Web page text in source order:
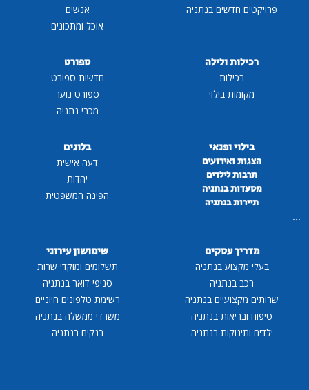
פרויקטים חדשים בנתניה
אוכל ומתכונים
רכילות ולילה
מקומות בילוי
חדשות ספורט
ספורט נוער
מכבי נתניה
בילוי ופנאי
הצגות ואירועים
תרבות לילדים
מסעדות בנתניה
תיירות בנתניה
דעה אישית
הפינה המשפטית
מדריך עסקים
בעלי מקצוע בנתניה
רכב בנתניה
שרותים מקצועיים בנתניה
טיפוח ובריאות בנתניה
ילדים ותינוקות בנתניה
שימושון עירוני
תשלומים ומוקדי שרות
סניפי דואר בנתניה
רשימת טלפונים חיוניים
משרדי ממשלה בנתניה
בנקים בנתניה